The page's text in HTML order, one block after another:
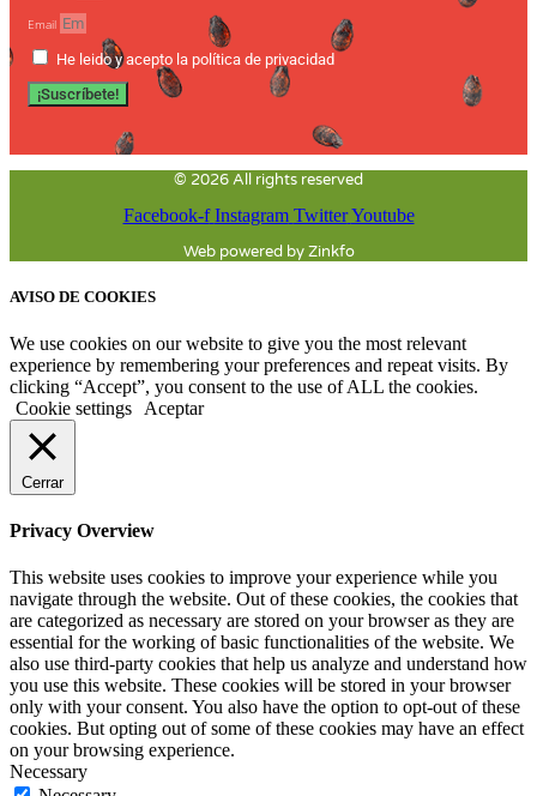
Email
He leido y acepto la política de privacidad
¡Suscríbete!
© 2026 All rights reserved
Facebook-f Instagram Twitter Youtube
Web powered by Zinkfo
AVISO DE COOKIES
We use cookies on our website to give you the most relevant
experience by remembering your preferences and repeat visits. By
clicking “Accept”, you consent to the use of ALL the cookies.
Cookie settings
Aceptar
Cerrar
Privacy Overview
This website uses cookies to improve your experience while you
navigate through the website. Out of these cookies, the cookies that
are categorized as necessary are stored on your browser as they are
essential for the working of basic functionalities of the website. We
also use third-party cookies that help us analyze and understand how
you use this website. These cookies will be stored in your browser
only with your consent. You also have the option to opt-out of these
cookies. But opting out of some of these cookies may have an effect
on your browsing experience.
Necessary